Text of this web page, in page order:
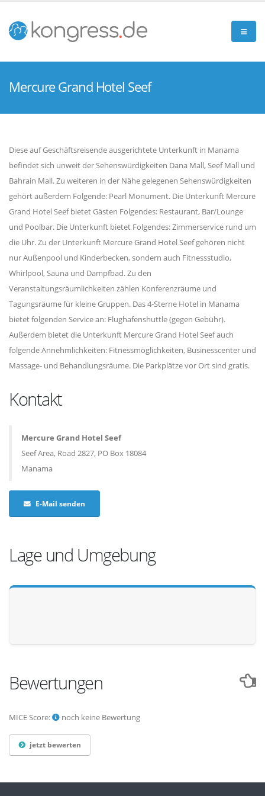
Mercure Grand Hotel Seef
Diese auf Geschäftsreisende ausgerichtete Unterkunft in Manama
befindet sich unweit der Sehenswürdigkeiten Dana Mall, Seef Mall und
Bahrain Mall. Zu weiteren in der Nähe gelegenen Sehenswürdigkeiten
gehört außerdem Folgende: Pearl Monument. Die Unterkunft Mercure
Grand Hotel Seef bietet Gästen Folgendes: Restaurant, Bar/Lounge
und Poolbar. Die Unterkunft bietet Folgendes: Zimmerservice rund um
die Uhr. Zu der Unterkunft Mercure Grand Hotel Seef gehören nicht
nur Außenpool und Kinderbecken, sondern auch Fitnessstudio,
Whirlpool, Sauna und Dampfbad. Zu den
Veranstaltungsräumlichkeiten zählen Konferenzräume und
Tagungsräume für kleine Gruppen. Das 4-Sterne Hotel in Manama
bietet folgenden Service an: Flughafenshuttle (gegen Gebühr).
Außerdem bietet die Unterkunft Mercure Grand Hotel Seef auch
folgende Annehmlichkeiten: Fitnessmöglichkeiten, Businesscenter und
Massage- und Behandlungsräume. Die Parkplätze vor Ort sind gratis.
Kontakt
Mercure Grand Hotel Seef
Seef Area, Road 2827, PO Box 18084
Manama
E-Mail senden
Lage und Umgebung
Bewertungen
MICE Score: noch keine Bewertung
jetzt bewerten